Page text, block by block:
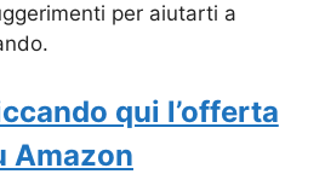
per aiutarti a
qui l’offerta
Amazon